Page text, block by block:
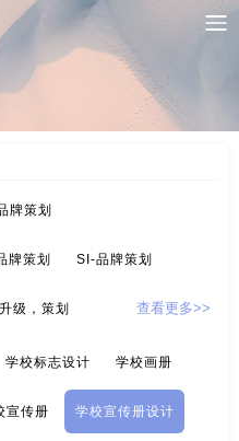
牌策划
牌策划 SI-品牌策划
级，策划
策划
产标示 餐饮-品牌策划
查看更多>>
学校标志设计 学校画册
宣传册 学校宣传册设计